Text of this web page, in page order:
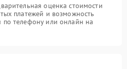
оценка стоимости
платежей и возможность
по телефону или онлайн на